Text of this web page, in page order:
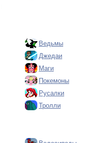
Ведьмы
Джедаи
Маги
Покемоны
Русалки
Тролли